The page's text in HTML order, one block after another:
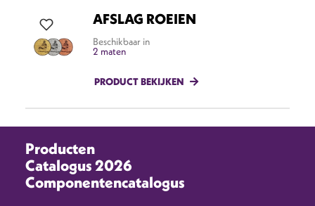
AFSLAG ROEIEN
Beschikbaar in
2 maten
PRODUCT BEKIJKEN
Producten
Catalogus 2026
Componentencatalogus